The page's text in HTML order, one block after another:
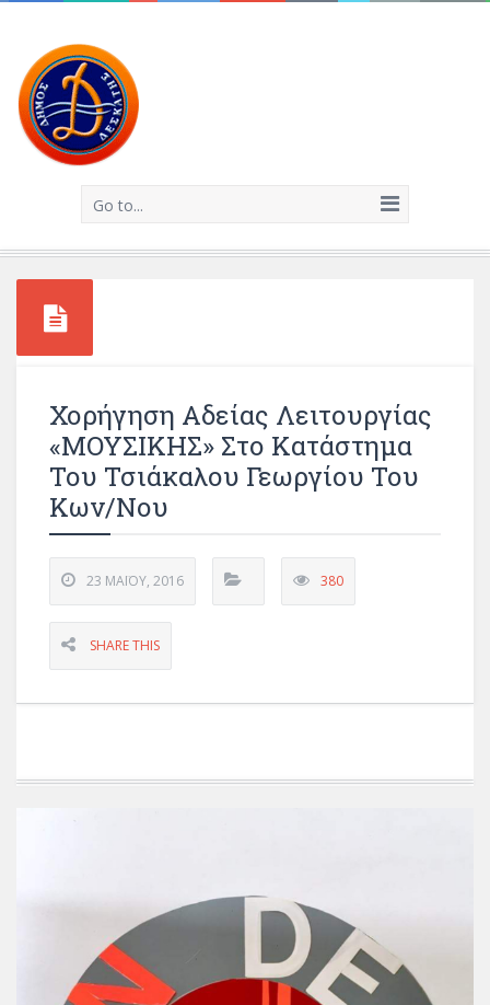
Go to...
Χορήγηση Αδείας Λειτουργίας
«ΜΟΥΣΙΚΗΣ» Στο Κατάστημα
Του Τσιάκαλου Γεωργίου Του
Κων/νου
23 ΜΑΪ́ΟΥ, 2016 380
SHARE THIS